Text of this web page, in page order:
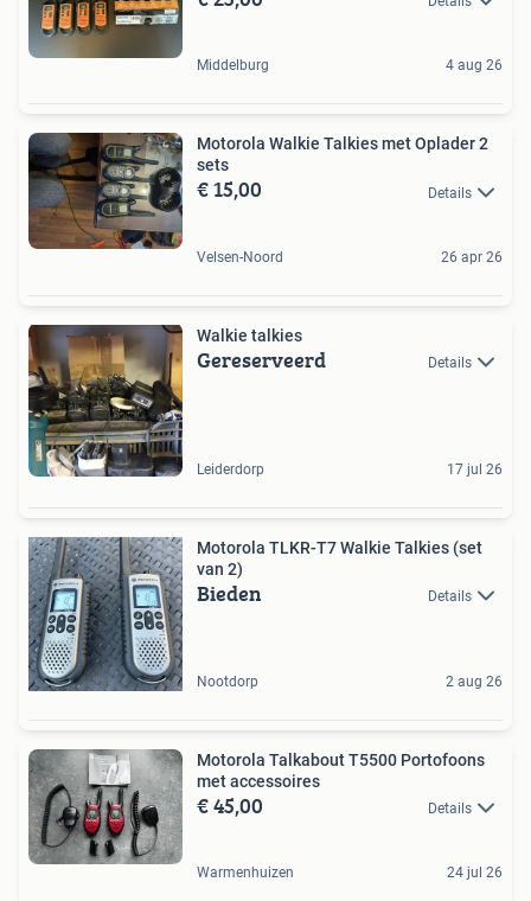
Middelburg 4 aug 26
Motorola Walkie Talkies met Oplader 2
sets
€ 15,00 Details
Velsen-Noord 26 apr 26
Walkie talkies
Gereserveerd Details
Leiderdorp 17 jul 26
Motorola TLKR-T7 Walkie Talkies (set
van 2)
Bieden Details
Nootdorp 2 aug 26
Motorola Talkabout T5500 Portofoons
met accessoires
€ 45,00 Details
Warmenhuizen 24 jul 26